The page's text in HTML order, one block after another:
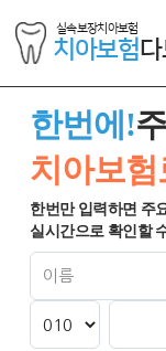
실속보장치아보험
치아보험
한번에!
치아보험
한번만 입력하면 주
실시간으로 확인할